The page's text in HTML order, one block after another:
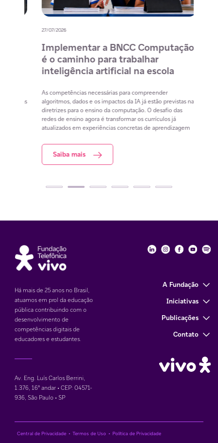
27/07/2026
Implementar a BNCC Computação
é o caminho para trabalhar
inteligência artificial na escola
As competências necessárias para compreender
algoritmos, dados e os impactos da IA já estão previstas nas
diretrizes para o ensino da computação. O desafio das
redes de ensino agora é transformar os currículos já
atualizados em experiências concretas de aprendizagem
Saiba mais
Há mais de 25 anos no Brasil,
atuamos em prol da educação
pública contribuindo com o
desenvolvimento de
competências digitais de
educadores e estudantes.
Av. Eng. Luís Carlos Berrini,
1.376 16° andar • CEP: 04571-
936 São Paulo • SP
Fundação
Fundação
A Fundação
Iniciativas
Publicações
Contato
Central de Privacidade • Termos de Uso • Política de Privacidade